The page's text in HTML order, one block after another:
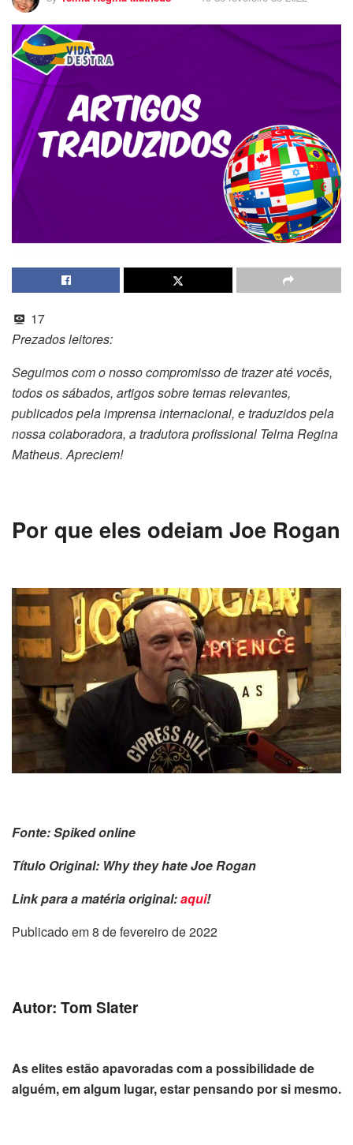
17
Prezados leitores:
Seguimos com o nosso compromisso de trazer até vocês,
todos os sábados, artigos sobre temas relevantes,
publicados pela imprensa internacional, e traduzidos pela
nossa colaboradora, a tradutora profissional Telma Regina
Matheus. Apreciem!
Por que eles odeiam Joe Rogan
Fonte: Spiked online
Título Original: Why they hate Joe Rogan
Link para a matéria original:aqui!
Publicado em 8 de fevereiro de 2022
Autor: Tom Slater
As elites estão apavoradas com a possibilidade de
alguém, em algum lugar, estar pensando por si mesmo.